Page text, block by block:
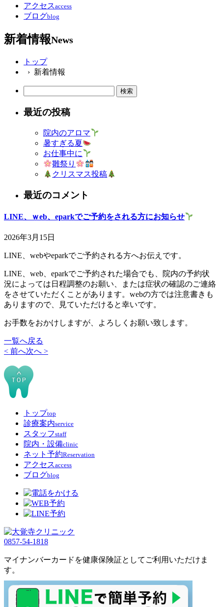
アクセスaccess
ブログblog
新着情報News
トップ
› 新着情報
最近の投稿
院内のアロマ
暑すぎる夏
お仕事中に
雛祭り
クリスマス投稿
最近のコメント
LINE、ｗeb、eparkでご予約をされる方にお知らせ
2026年3月15日
LINE、webやeparkでご予約される方へお伝えです。
LINE、web、eparkでご予約された場合でも、院内の予約状
況によっては日程調整のお願い、または症状の確認のご連絡
をさせていただくことがあります。webの方では注意書きも
ありますので、見ていただけると幸いです。
お手数をおかけしますが、よろしくお願い致します。
一覧へ戻る
< 前へ次へ >
トップtop
診療案内service
スタッフstaff
院内・設備clinic
ネット予約Reservation
アクセスaccess
ブログblog
0857-54-1818
マイナンバーカードを健康保険証としてご利用いただけま
す。